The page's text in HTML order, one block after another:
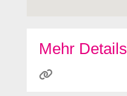
Mehr Details